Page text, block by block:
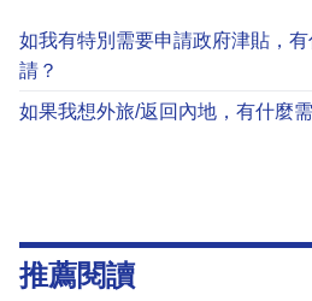
如我有特別需要申請政府津貼 ，
請？
如果我想外旅/返回內地，有什麼
推薦閱讀